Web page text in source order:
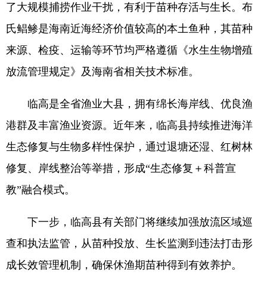
了大规模捕捞作业干扰，有利于苗种存活与生长。布
氏鲳鲹是海南近海经济价值较高的本土鱼种，其苗种
来源、检疫、运输等环节均严格遵循《水生生物增殖
放流管理规定》及海南省相关技术标准。
临高是全省渔业大县，拥有绵长海岸线、优良渔
港群及丰富渔业资源。近年来，临高县持续推进海洋
生态修复与生物多样性保护，通过退塘还湿、红树林
修复、岸线整治等举措，形成“生态修复＋科普宣
教”融合模式。
下一步，临高县有关部门将继续加强放流区域巡
查和执法监管，从苗种投放、生长监测到违法打击形
成长效管理机制，确保休渔期苗种得到有效养护。